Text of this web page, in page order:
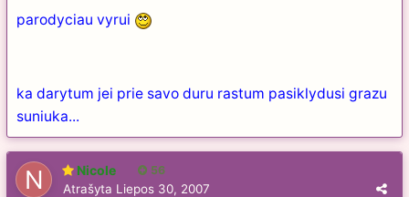
parodyciau vyrui
ka darytum jei prie savo duru rastum pasiklydusi grazu
suniuka...
Nicole 56
Atrašyta Liepos 30, 2007